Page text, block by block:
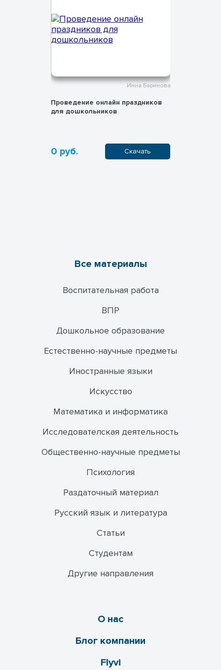
Инна Баринова
Проведение онлайн праздников
для дошкольников
0 руб. Скачать
Все материалы
Воспитательная работа
ВПР
Дошкольное образование
Естественно-научные предметы
Иностранные языки
Искусство
Математика и информатика
Исследователская деятельность
Общественно-научные предметы
Психология
Раздаточный материал
Русский язык и литература
Статьи
Студентам
Другие направления
О нас
Блог компании
Flyvi